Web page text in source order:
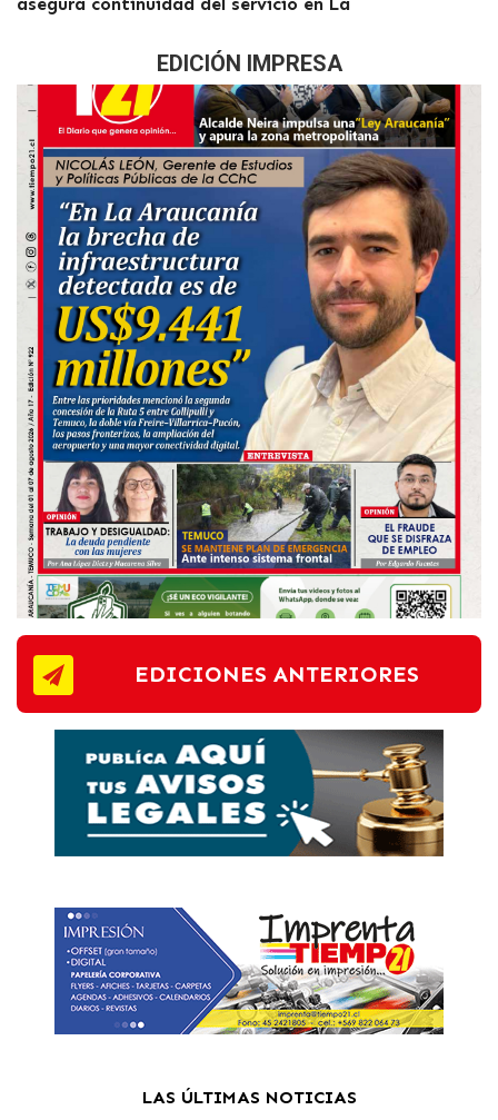
EDICIÓN IMPRESA
EDICIONES ANTERIORES
LAS ÚLTIMAS NOTICIAS